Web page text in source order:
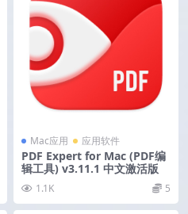
Mac应用 应用软件
PDF Expert for Mac (PDF编
辑工具) v3.11.1 中文激活版
1.1K 5